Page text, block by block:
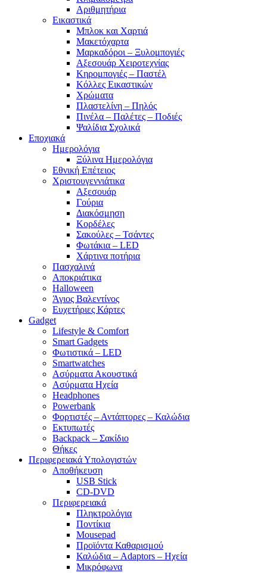
Αριθμητήρια
Εικαστικά
Μπλοκ και Χαρτιά
Μακετόχαρτα
Μαρκαδόροι – Ξυλομπογιές
Αξεσουάρ Χειροτεχνίας
Κηρομπογιές – Παστέλ
Κόλλες Εικαστικών
Χρώματα
Πλαστελίνη – Πηλός
Πινέλα – Παλέτες – Ποδιές
Ψαλίδια Σχολικά
Εποχιακά
Ημερολόγια
Ξύλινα Ημερολόγια
Εθνική Επέτειος
Χριστουγεννιάτικα
Αξεσουάρ
Γούρια
Διακόσμηση
Κορδέλες
Σακούλες – Τσάντες
Φωτάκια – LED
Χάρτινα ποτήρια
Πασχαλινά
Αποκριάτικα
Halloween
Άγιος Βαλεντίνος
Ευχετήριες Κάρτες
Gadget
Lifestyle & Comfort
Smart Gadgets
Φωτιστικά – LED
Smartwatches
Ασύρματα Ακουστικά
Ασύρματα Ηχεία
Headphones
Powerbank
Φορτιστές – Αντάπτορες – Καλώδια
Εκτυπωτές
Backpack – Σακίδιο
Θήκες
Περιφερειακά Υπολογιστών
Αποθήκευση
USB Stick
CD-DVD
Περιφερειακά
Πληκτρολόγια
Ποντίκια
Mousepad
Προϊόντα Καθαρισμού
Καλώδια – Adaptors – Ηχεία
Μικρόφωνα